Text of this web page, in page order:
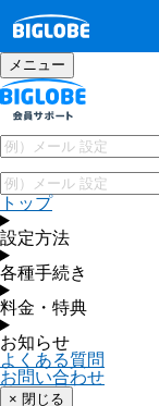
メニュー
トップ
設定方法
各種手続き
料金・特典
お知らせ
よくある質問
お問い合わせ
× 閉じる